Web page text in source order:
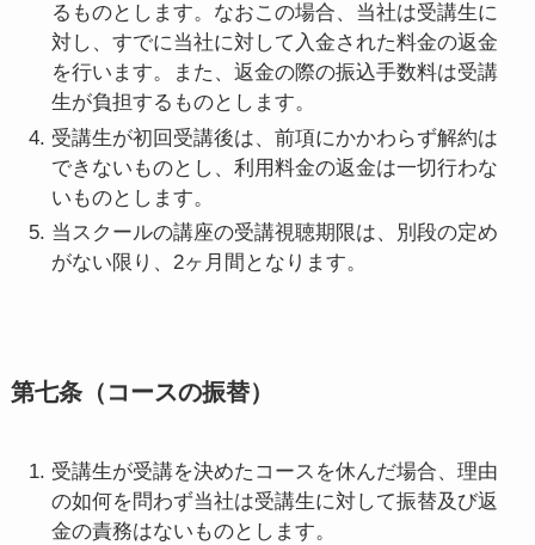
るものとします。なおこの場合、当社は受講生に
対し、すでに当社に対して入金された料金の返金
を行います。また、返金の際の振込手数料は受講
生が負担するものとします。
受講生が初回受講後は、前項にかかわらず解約は
できないものとし、利用料金の返金は一切行わな
いものとします。
当スクールの講座の受講視聴期限は、別段の定め
がない限り、2ヶ月間となります。
第七条（コースの振替）
受講生が受講を決めたコースを休んだ場合、理由
の如何を問わず当社は受講生に対して振替及び返
金の責務はないものとします。